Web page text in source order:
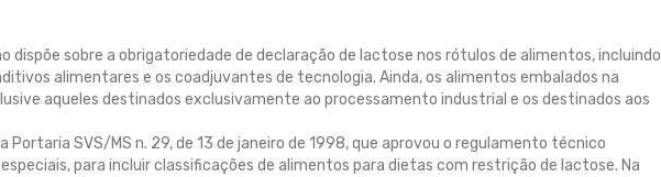
dispõe sobre a obrigatoriedade de declaração de lactose nos rótulos de alimentos, incluindo
alimentares e os coadjuvantes de tecnologia. Ainda, os alimentos embalados na
aqueles destinados exclusivamente ao processamento industrial e os destinados aos
Portaria SVS/MS n. 29, de 13 de janeiro de 1998, que aprovou o regulamento técnico
para incluir classificações de alimentos para dietas com restrição de lactose. Na